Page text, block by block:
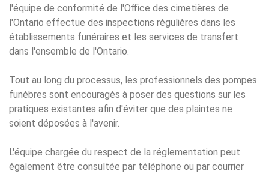
l'équipe de conformité de l'Office des cimetières de
l'Ontario effectue des inspections régulières dans les
établissements funéraires et les services de transfert
dans l'ensemble de l'Ontario.
Tout au long du processus, les professionnels des pompes
funèbres sont encouragés à poser des questions sur les
pratiques existantes afin d'éviter que des plaintes ne
soient déposées à l'avenir.
L'équipe chargée du respect de la réglementation peut
également être consultée par téléphone ou par courrier